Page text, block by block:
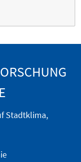
Stadtklima,